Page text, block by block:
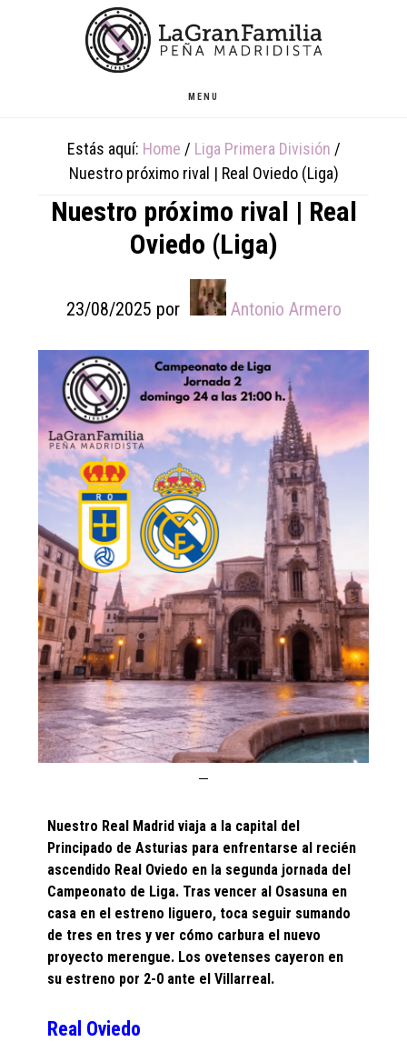
MENU
Estás aquí: Home / Liga Primera División /
Nuestro próximo rival | Real Oviedo (Liga)
Nuestro próximo rival | Real
Oviedo (Liga)
23/08/2025 por Antonio Armero
Nuestro Real Madrid viaja a la capital del
Principado de Asturias para enfrentarse al recién
ascendido Real Oviedo en la segunda jornada del
Campeonato de Liga. Tras vencer al Osasuna en
casa en el estreno liguero, toca seguir sumando
de tres en tres y ver cómo carbura el nuevo
proyecto merengue. Los ovetenses cayeron en
su estreno por 2-0 ante el Villarreal.
Real Oviedo